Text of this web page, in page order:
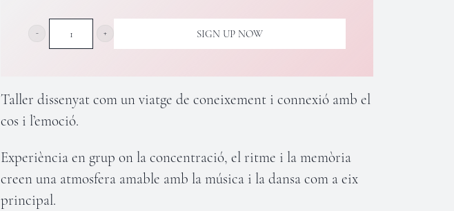
Taller
Dansa
i
quantity
SIGN UP NOW
Taller dissenyat com un viatge de coneixement i connexió amb el
cos i l’emoció.
Experiència en grup on la concentració, el ritme i la memòria
creen una atmosfera amable amb la música i la dansa com a eix
principal.